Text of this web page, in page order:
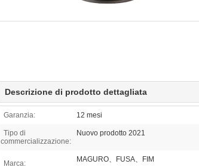
Descrizione di prodotto dettagliata
Garanzia: 12 mesi
Tipo di
commercializzazione:
Nuovo prodotto 2021
Marca: MAGURO、FUSA、FIM